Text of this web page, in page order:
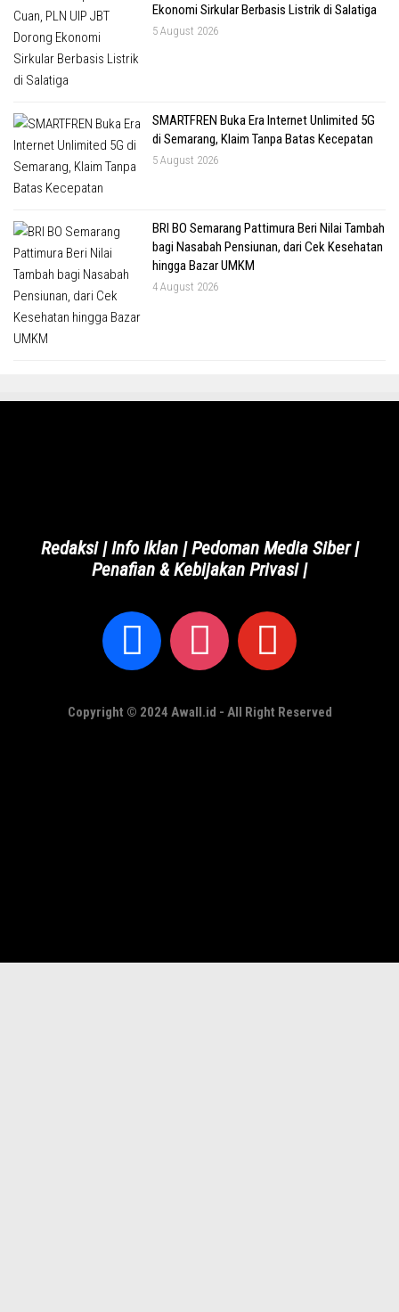
Ekonomi Sirkular Berbasis Listrik di Salatiga
5 August 2026
SMARTFREN Buka Era Internet Unlimited 5G
di Semarang, Klaim Tanpa Batas Kecepatan
5 August 2026
BRI BO Semarang Pattimura Beri Nilai Tambah
bagi Nasabah Pensiunan, dari Cek Kesehatan
hingga Bazar UMKM
4 August 2026
Redaksi |Info Iklan|Pedoman Media Siber|
Penafian & Kebijakan Privasi|
Copyright © 2024 Awall.id - All Right Reserved